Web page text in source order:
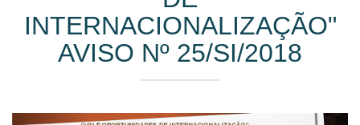
INTERNACIONALIZAÇÃO"
AVISO Nº 25/SI/2018